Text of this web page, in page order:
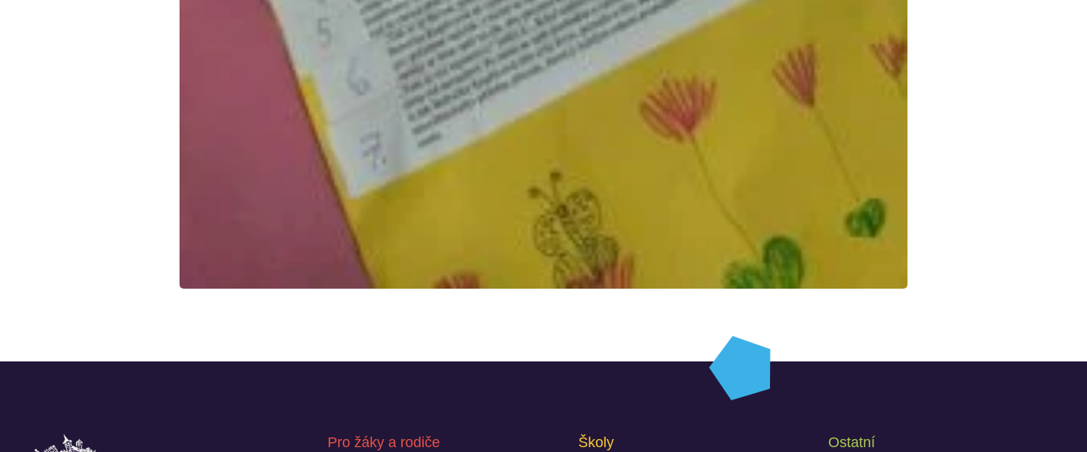
Pro žáky a rodiče Školy Ostatní